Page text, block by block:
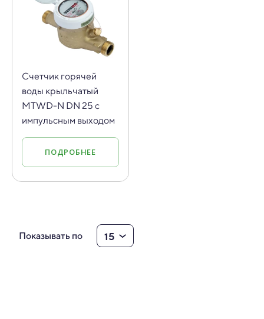
Счетчик горячей
воды крыльчатый
MTWD-N DN 25 с
импульсным выходом
ПОДРОБНЕЕ
Показывать по 15